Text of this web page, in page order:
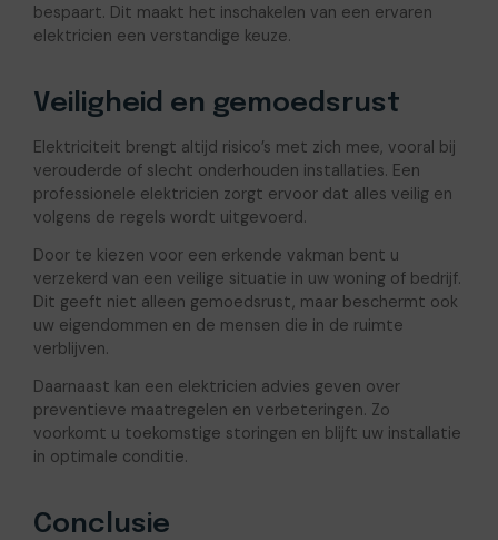
bespaart. Dit maakt het inschakelen van een ervaren
elektricien een verstandige keuze.
Veiligheid en gemoedsrust
Elektriciteit brengt altijd risico’s met zich mee, vooral bij
verouderde of slecht onderhouden installaties. Een
professionele elektricien zorgt ervoor dat alles veilig en
volgens de regels wordt uitgevoerd.
Door te kiezen voor een erkende vakman bent u
verzekerd van een veilige situatie in uw woning of bedrijf.
Dit geeft niet alleen gemoedsrust, maar beschermt ook
uw eigendommen en de mensen die in de ruimte
verblijven.
Daarnaast kan een elektricien advies geven over
preventieve maatregelen en verbeteringen. Zo
voorkomt u toekomstige storingen en blijft uw installatie
in optimale conditie.
Conclusie